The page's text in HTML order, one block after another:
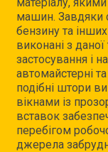
машин. Завдяки
бензину та
виконані з
застосування і
автомайстерні
подібні штори
вікнами із
вставок
перебігом
джерела